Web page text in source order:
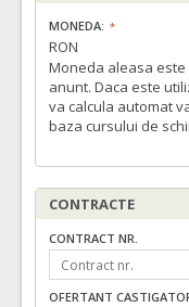
MONEDA:
RON
Moneda aleasa
anunt. Daca este
va calcula automat
baza cursului de
CONTRACTE
CONTRACT NR.
OFERTANT